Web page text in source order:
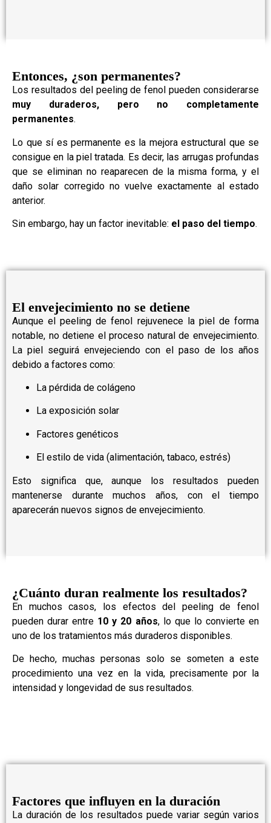
Entonces, ¿son permanentes?
Los resultados del peeling de fenol pueden considerarse
muy duraderos, pero no completamente
permanentes.
Lo que sí es permanente es la mejora estructural que se
consigue en la piel tratada. Es decir, las arrugas profundas
que se eliminan no reaparecen de la misma forma, y el
daño solar corregido no vuelve exactamente al estado
anterior.
Sin embargo, hay un factor inevitable: el paso del tiempo.
El envejecimiento no se detiene
Aunque el peeling de fenol rejuvenece la piel de forma
notable, no detiene el proceso natural de envejecimiento.
La piel seguirá envejeciendo con el paso de los años
debido a factores como:
La pérdida de colágeno
La exposición solar
Factores genéticos
El estilo de vida (alimentación, tabaco, estrés)
Esto significa que, aunque los resultados pueden
mantenerse durante muchos años, con el tiempo
aparecerán nuevos signos de envejecimiento.
¿Cuánto duran realmente los resultados?
En muchos casos, los efectos del peeling de fenol
pueden durar entre 10 y 20 años, lo que lo convierte en
uno de los tratamientos más duraderos disponibles.
De hecho, muchas personas solo se someten a este
procedimiento una vez en la vida, precisamente por la
intensidad y longevidad de sus resultados.
Factores que influyen en la duración
La duración de los resultados puede variar según varios